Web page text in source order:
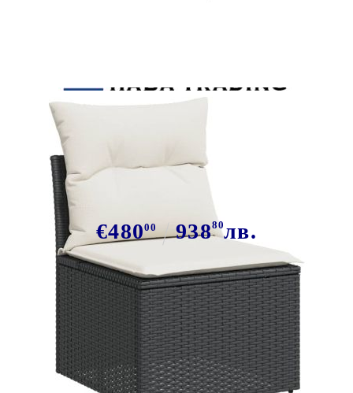
Градински комплект диван с
възглавници 8 части черен
полиратан
€48000 93880лв.
В наличност: 186 бр.
Време за доставка: 5 до 9 дни
Безплатна доставка до адрес при плащане по банков път